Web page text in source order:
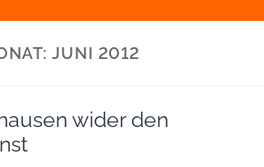
JUNI 2012
wider den